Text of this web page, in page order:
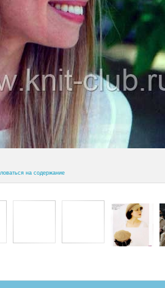
на содержание